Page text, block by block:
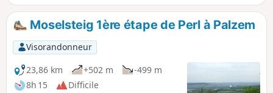
Moselsteig 1ère étape de Perl à Palzem
Visorandonneur
23,86 km
+502 m
-499 m
8h 15
Difficile